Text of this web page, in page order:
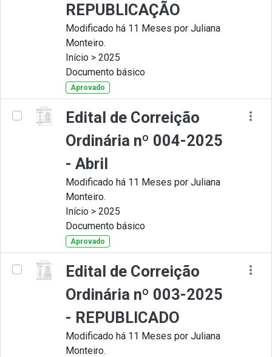
REPUBLICAÇÃO
Modificado há 11 Meses por Juliana
Monteiro.
Início > 2025
Documento básico
Aprovado
Edital de Correição
Ordinária nº 004-2025
- Abril
Modificado há 11 Meses por Juliana
Monteiro.
Início > 2025
Documento básico
Aprovado
Edital de Correição
Ordinária nº 003-2025
- REPUBLICADO
Modificado há 11 Meses por Juliana
Monteiro.